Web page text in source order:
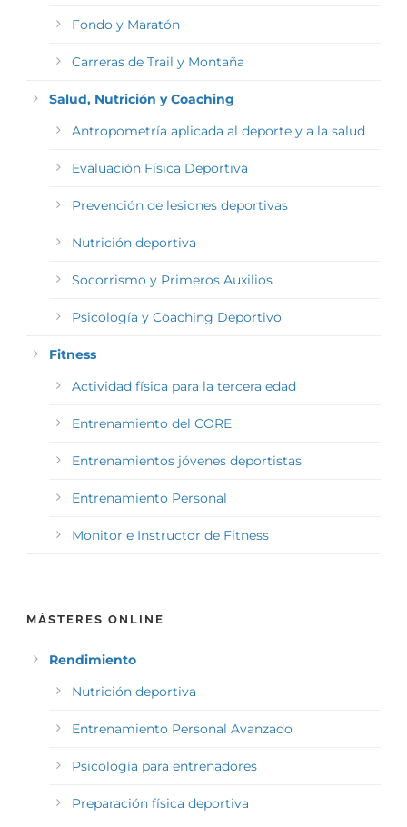
Fondo y Maratón
Carreras de Trail y Montaña
Salud, Nutrición y Coaching
Antropometría aplicada al deporte y a la salud
Evaluación Física Deportiva
Prevención de lesiones deportivas
Nutrición deportiva
Socorrismo y Primeros Auxilios
Psicología y Coaching Deportivo
Fitness
Actividad física para la tercera edad
Entrenamiento del CORE
Entrenamientos jóvenes deportistas
Entrenamiento Personal
Monitor e Instructor de Fitness
MÁSTERES ONLINE
Rendimiento
Nutrición deportiva
Entrenamiento Personal Avanzado
Psicología para entrenadores
Preparación física deportiva